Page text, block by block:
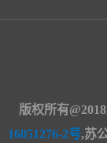
版权所有
16051276-2号,苏